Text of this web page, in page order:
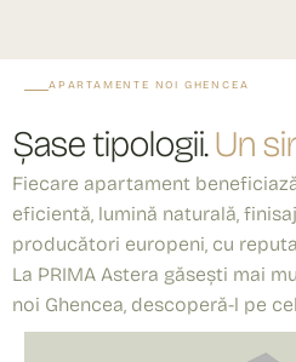
APARTAMENTE NOI GHENCEA
Șase tipologii.Un
Fiecare apartament
eficientă, lumină naturală,
producători europeni, cu
La PRIMA Astera găsești mai
noi Ghencea, descoperă-l pe